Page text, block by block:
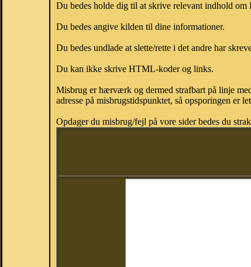
Du bedes holde dig til at skrive relevant indhold
Du bedes angive kilden til dine informationer.
Du bedes undlade at slette/rette i det andre har
Du kan ikke skrive HTML-koder og links.
Misbrug er hærværk og dermed strafbart på linje
adresse på misbrugstidspunktet, så opsporingen er
Opdager du misbrug/fejl på vore sider bedes du